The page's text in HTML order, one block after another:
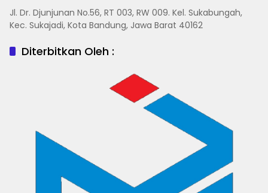
Jl. Dr. Djunjunan No.56, RT 003, RW 009. Kel. Sukabungah,
Kec. Sukajadi, Kota Bandung, Jawa Barat 40162
Diterbitkan Oleh :